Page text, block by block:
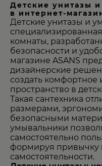
Детские унитазы
в интернет-
Детские унитазы и
комнаты,
безопасности и
магазине ASANS
дизайнерские
создать
пространство в
Такая сантехника
размерами,
безопасными
умывальники
самостоятельно
формируя привычку
самостоятельности.